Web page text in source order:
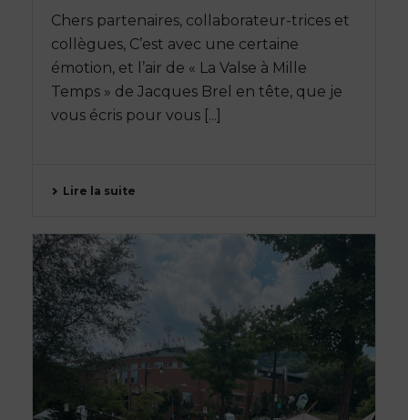
Chers partenaires, collaborateur-trices et
collègues, C’est avec une certaine
émotion, et l’air de « La Valse à Mille
Temps » de Jacques Brel en tête, que je
vous écris pour vous [...]
Lire la suite